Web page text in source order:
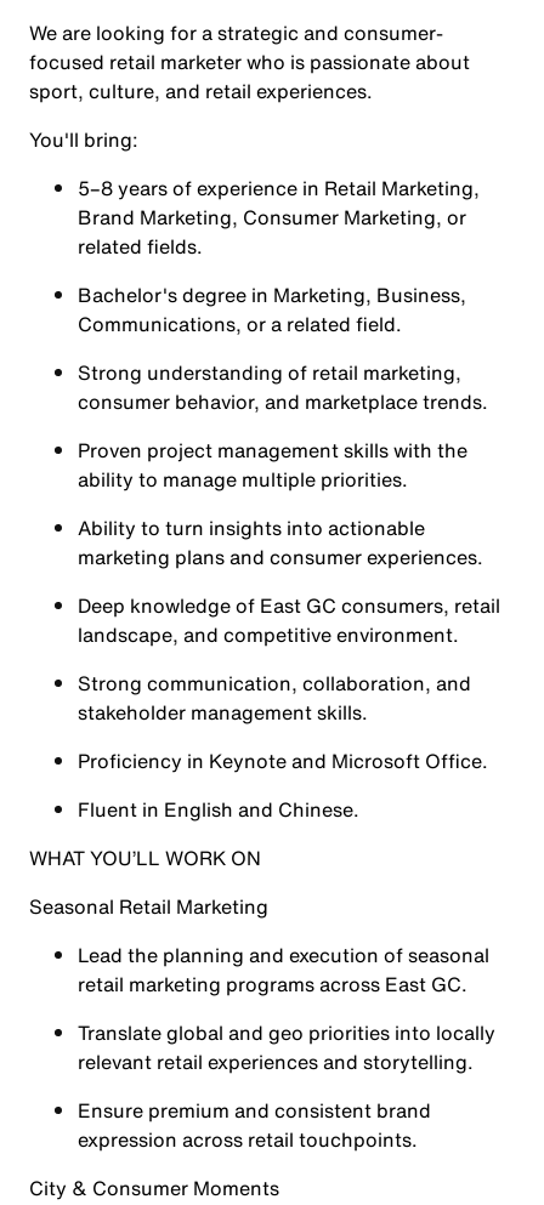
We are looking for a strategic and consumer-
focused retail marketer who is passionate about
sport, culture, and retail experiences.
You'll bring:
5–8 years of experience in Retail Marketing,
Brand Marketing, Consumer Marketing, or
related fields.
Bachelor's degree in Marketing, Business,
Communications, or a related field.
Strong understanding of retail marketing,
consumer behavior, and marketplace trends.
Proven project management skills with the
ability to manage multiple priorities.
Ability to turn insights into actionable
marketing plans and consumer experiences.
Deep knowledge of East GC consumers, retail
landscape, and competitive environment.
Strong communication, collaboration, and
stakeholder management skills.
Proficiency in Keynote and Microsoft Office.
Fluent in English and Chinese.
WHAT YOU’LL WORK ON
Seasonal Retail Marketing
Lead the planning and execution of seasonal
retail marketing programs across East GC.
Translate global and geo priorities into locally
relevant retail experiences and storytelling.
Ensure premium and consistent brand
expression across retail touchpoints.
City & Consumer Moments